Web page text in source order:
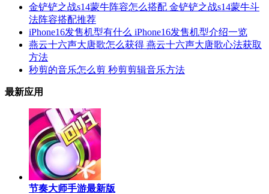
金铲铲之战s14蒙牛阵容怎么搭配 金铲铲之战s14蒙牛斗
法阵容搭配推荐
iPhone16发售机型有什么 iPhone16发售机型介绍一览
燕云十六声大唐歌怎么获得 燕云十六声大唐歌心法获取
方法
秒剪的音乐怎么剪 秒剪剪辑音乐方法
最新应用
节奏大师手游最新版